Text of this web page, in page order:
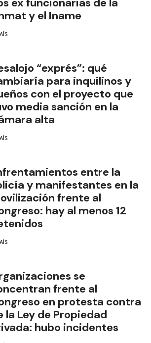
ex funcionarias de la
y el Iname
“exprés”: qué
para inquilinos y
con el proyecto que
media sanción en la
alta
entre la
y manifestantes en la
frente al
hay al menos 12
se
frente al
en protesta contra
la Ley de Propiedad
hubo incidentes